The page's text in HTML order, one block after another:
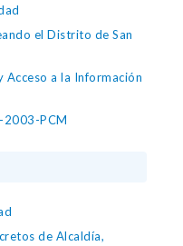
el Distrito de San
Acceso a la Información
2003-PCM
de Alcaldía,